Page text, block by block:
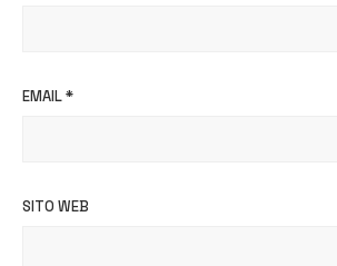
EMAIL*
SITO WEB